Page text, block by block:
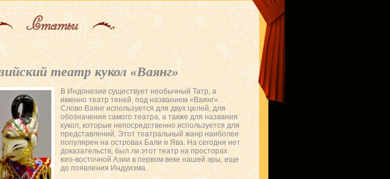
Статьи
театр кукол «Ваянг»
В Индонезии существует необычный Татр, а
именно театр теней, под названием «Ваянг».
Слово Ваянг используется для двух целей, для
обозначения самого театра, а также для названия
кукол, которые непосредственно используется для
представлений. Этот театральный жанр наиболее
популярен на островах Бали и Ява. На сегодня нет
доказательств, был ли этот театр на просторах
юго-восточной Азии в первом веке нашей эры, еще
до появления Индуизма.